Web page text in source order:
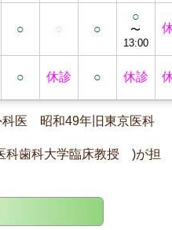
○ ○ ○
○
〜
13:00
○ 休診 ○ 休診
科医 昭和49年旧東京医科
歯科大学臨床教授 )が担